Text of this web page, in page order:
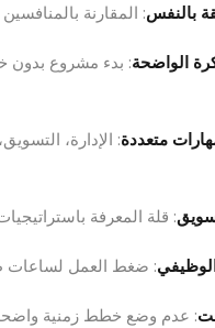
بالنفس: المقارنة
الواضحة: بدء مشروع بدون
متعددة: الإدارة،
: قلة المعرفة
: ضغط العمل لساعات
: عدم وضع خطط زمنية واضحة